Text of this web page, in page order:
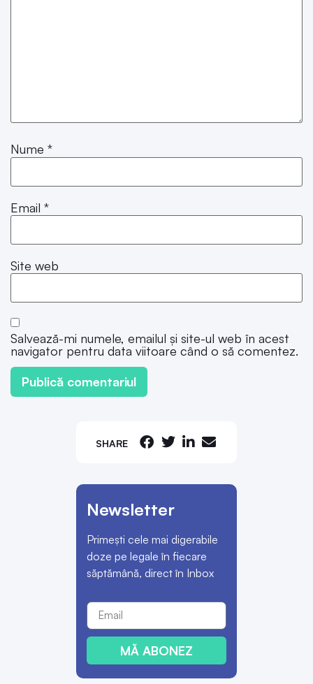
SHARE
Newsletter
Primești cele mai digerabile
doze pe legale în fiecare
săptămână, direct în Inbox
MĂ ABONEZ
Nume *
Email *
Site web
Salvează-mi numele, emailul și site-ul web în acest
navigator pentru data viitoare când o să comentez.